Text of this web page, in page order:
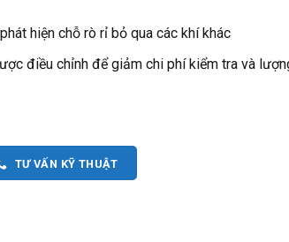
hiện chỗ rò rỉ bỏ qua các khí khác
điều chỉnh để giảm chi phí kiểm tra và
TƯ VẤN KỸ THUẬT